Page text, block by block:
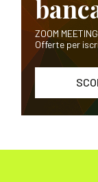
ZOOM MEETING
Offerte per